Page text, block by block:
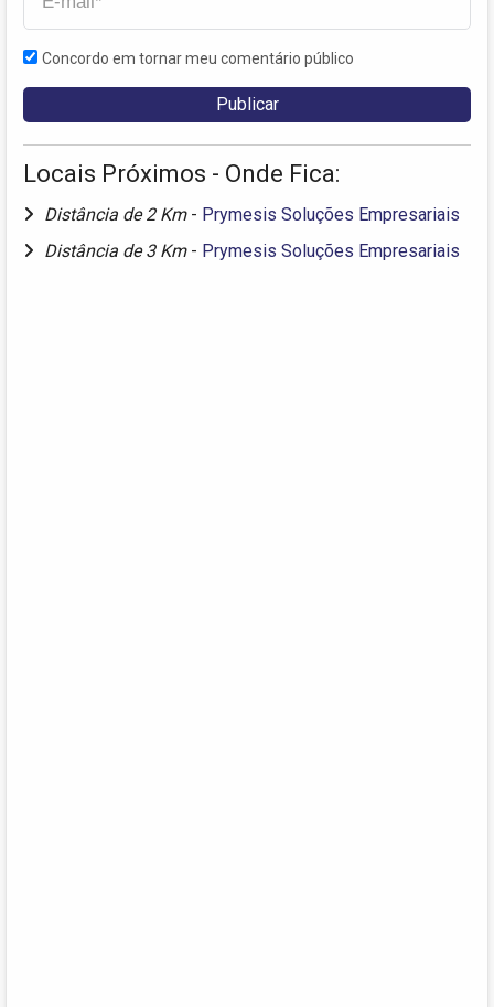
Concordo em tornar meu comentário público
Locais Próximos - Onde Fica:
Distância de 2 Km - Prymesis Soluções Empresariais
Distância de 3 Km - Prymesis Soluções Empresariais